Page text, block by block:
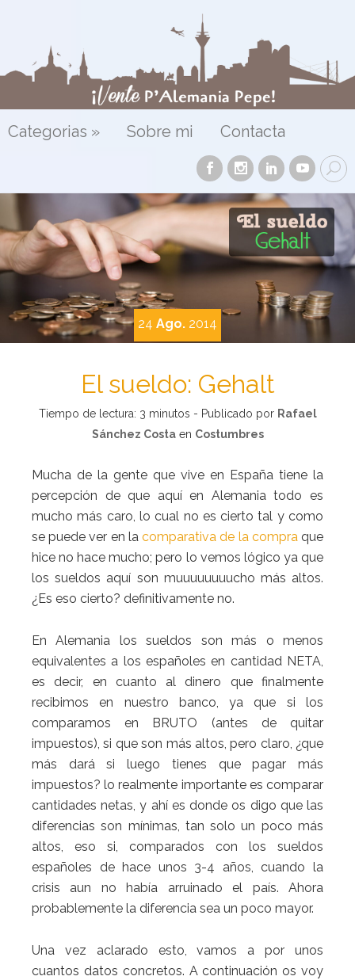
Categorias » Sobre mi Contacta
24 Ago. 2014
El sueldo: Gehalt
Tiempo de lectura: 3 minutos - Publicado por Rafael
Sánchez Costaen Costumbres
Mucha de la gente que vive en España tiene la
percepción de que aquí en Alemania todo es
mucho más caro, lo cual no es cierto tal y como
se puede ver en lacomparativa de la compraque
hice no hace mucho; pero lo vemos lógico ya que
los sueldos aquí son muuuuuuuucho más altos.
¿Es eso cierto? definitivamente no.
En Alemania los sueldos son más o menos
equivalentes a los españoles en cantidad NETA,
es decir, en cuanto al dinero que finalmente
recibimos en nuestro banco, ya que si los
comparamos en BRUTO (antes de quitar
impuestos), si que son más altos, pero claro, ¿que
más dará si luego tienes que pagar más
impuestos? lo realmente importante es comparar
cantidades netas, y ahí es donde os digo que las
diferencias son mínimas, tan solo un poco más
altos, eso si, comparados con los sueldos
españoles de hace unos 3-4 años, cuando la
crisis aun no había arruinado el país. Ahora
probablemente la diferencia sea un poco mayor.
Una vez aclarado esto, vamos a por unos
cuantos datos concretos. A continuación os voy